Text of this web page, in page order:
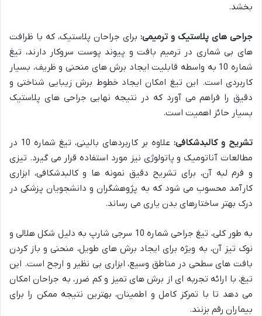
بخشد.
جراحی های پلاستیک و ترمیمی: برای جراحان پلاستیک، که با ظرافت
های بی شماری در ترمیم بافت و پیوند پوست سروکار دارند، تیغ
شماره 10 به واسطه قابلیت ایجاد برش های منحنی و ظریف، بسیار
کاربردی است. این تیغ امکان ایجاد خطوط برش زیبایی شناختی و
دقیق را فراهم می آورد که در نتیجه نهایی جراحی های پلاستیک
بسیار حائز اهمیت است.
تشریح و کالبدشکافی:
علاوه بر کاربردهای بالینی، تیغ شماره 10 در
مطالعات آناتومیک و پاتولوژی نیز مورد استفاده قرار می گیرد. تیزی
و فرم لبه آن، برای تشریح دقیق نمونه ها و کالبدشکافی، ابزاری
کارآمد محسوب می شود که به پژوهشگران و دانشجویان پزشکی در
درک بهتر ساختارهای بدن یاری می رساند.
به طور کلی، تیغ جراحی شماره 10 سرجی شارپ به دلیل شکل هلالی و
نوک تیز آن، به ویژه برای ایجاد برش های طویل، منحنی و باز کردن
بافت های سطحی در مناطق وسیع، ابزاری بی نظیر و ارجح است. این
تیغ، با ارائه تجربه ای از برش های تمیز و کم ضرر، به جراحان امکان
می دهد تا با تمرکز کامل و اطمینان، بهترین نتیجه ممکن را برای
بیماران رقم بزنند.